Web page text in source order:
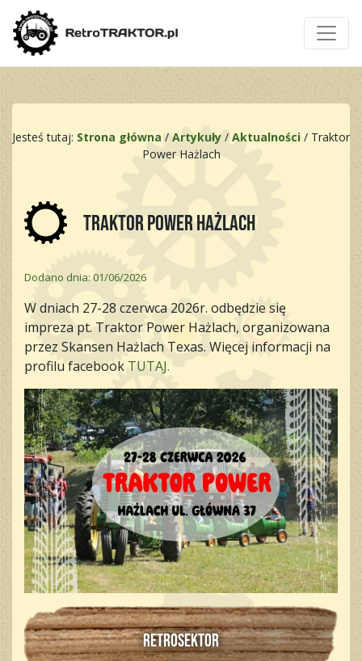
RETROSEKTOR
Jesteś tutaj: Strona główna / Artykuły / Aktualności / Traktor
Power Hażlach
Traktor Power Hażlach
Dodano dnia: 01/06/2026
W dniach 27-28 czerwca 2026r. odbędzie się
impreza pt. Traktor Power Hażlach, organizowana
przez Skansen Hażlach Texas. Więcej informacji na
profilu facebook TUTAJ.